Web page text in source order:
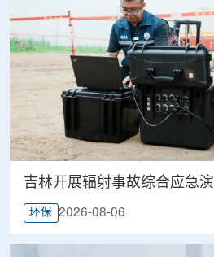
吉林开展辐射事故综合应急
环保 2026-08-06